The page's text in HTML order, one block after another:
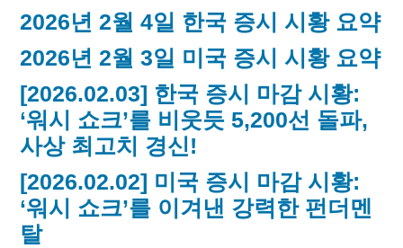
2026년 2월 4일 한국 증시 시황 요약
2026년 2월 3일 미국 증시 시황 요약
[2026.02.03] 한국 증시 마감 시황:
‘워시 쇼크’를 비웃듯 5,200선 돌파,
사상 최고치 경신!
[2026.02.02] 미국 증시 마감 시황:
‘워시 쇼크’를 이겨낸 강력한 펀더멘
탈